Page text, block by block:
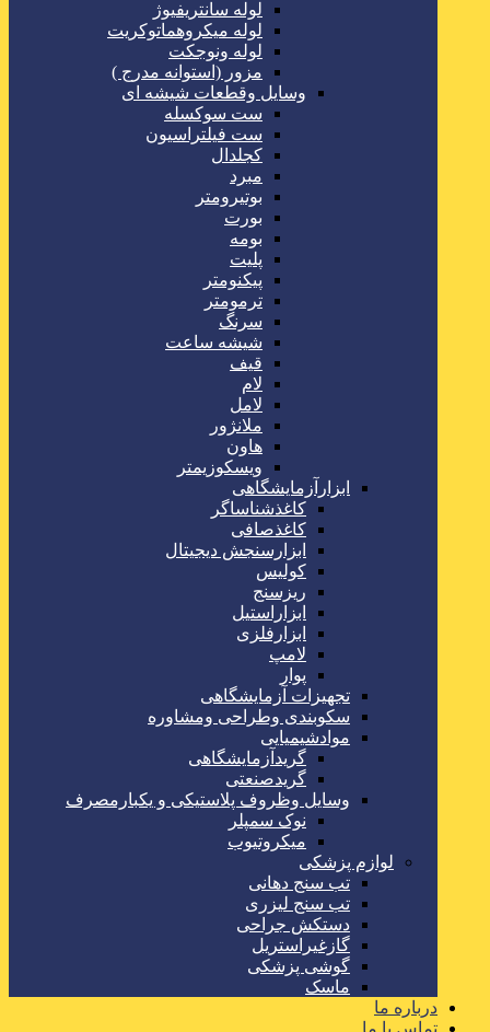
لوله سانتریفیوژ
لوله میکروهماتوکریت
لوله ونوجکت
مزور (استوانه مدرج )
وسایل وقطعات شیشه ای
ست سوکسله
ست فیلتراسیون
کجلدال
مبرد
بوتیرومتر
بورت
بومه
پلیت
پیکنومتر
ترمومتر
سرنگ
شیشه ساعت
قیف
لام
لامل
ملانژور
هاون
ویسکوزیمتر
ابزارآزمایشگاهی
کاغذشناساگر
کاغذصافی
ابزارسنجش دیجیتال
کولیس
ریزسنج
ابزاراستیل
ابزارفلزی
لامپ
پوار
تجهیزات آزمایشگاهی
سکوبندی وطراحی ومشاوره
موادشیمیایی
گریدآزمایشگاهی
گریدصنعتی
وسایل وظروف پلاستیکی و یکبارمصرف
نوک سمپلر
میکروتیوب
لوازم پزشکی
تب سنج دهانی
تب سنج لیزری
دستکش جراحی
گازغیراستریل
گوشی پزشکی
ماسک
درباره ما
تماس با ما